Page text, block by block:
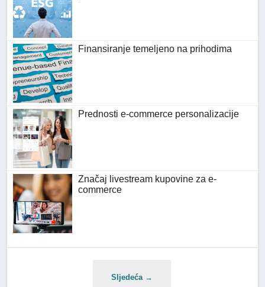
Finansiranje temeljeno na prihodima
Prednosti e-commerce personalizacije
Značaj livestream kupovine za e-
commerce
Sljedeća →